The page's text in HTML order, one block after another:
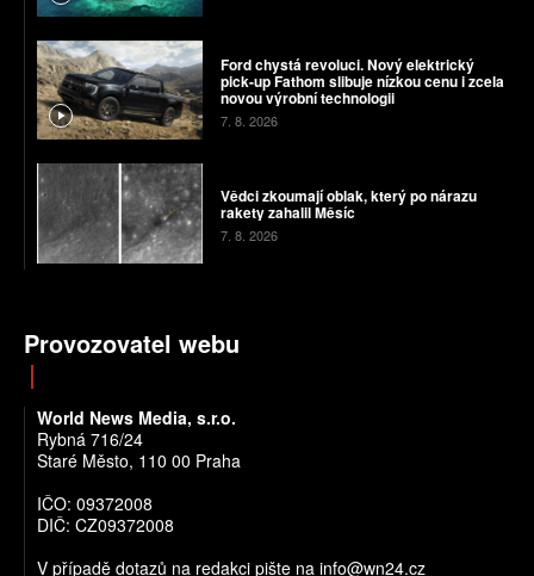
Ford chystá revoluci. Nový elektrický
pick-up Fathom slibuje nízkou cenu i zcela
novou výrobní technologii
7. 8. 2026
Vědci zkoumají oblak, který po nárazu
rakety zahalil Měsíc
7. 8. 2026
Provozovatel webu
World News Media, s.r.o.
Rybná 716/24
Staré Město, 110 00 Praha
IČO: 09372008
DIČ: CZ09372008
V případě dotazů na redakci pište na info@wn24.cz